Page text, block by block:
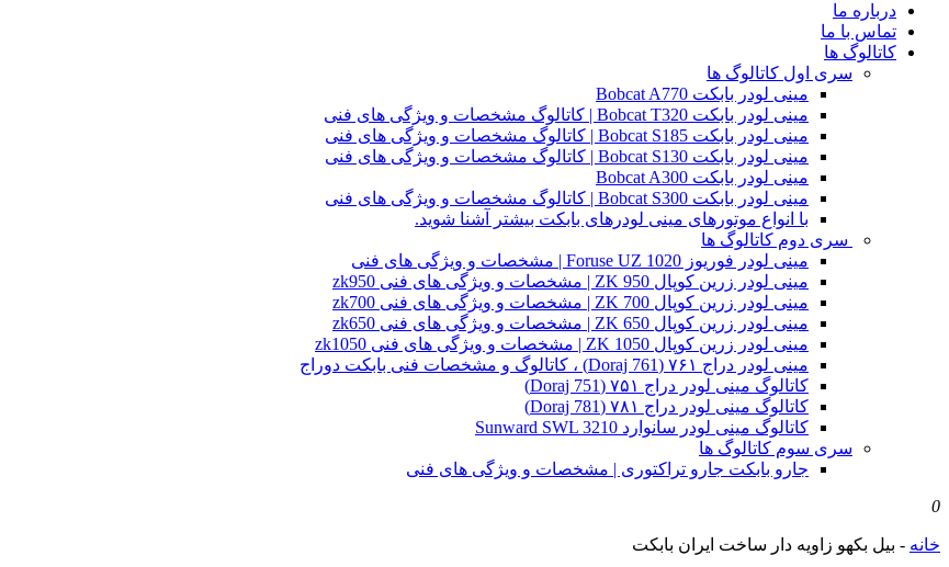
درباره ما
تماس با ما
کاتالوگ ها
سری اول کاتالوگ ها
مینی لودر بابکت Bobcat A770
مینی لودر بابکت Bobcat T320 | کاتالوگ مشخصات و ویژگی های فنی
مینی لودر بابکت Bobcat S185 | کاتالوگ مشخصات و ویژگی های فنی
مینی لودر بابکت Bobcat S130 | کاتالوگ مشخصات و ویژگی های فنی
مینی لودر بابکت Bobcat A300
مینی لودر بابکت Bobcat S300 | کاتالوگ مشخصات و ویژگی های فنی
با انواع موتورهای مینی لودرهای بابکت بیشتر آشنا شوید.
سری دوم کاتالوگ ها
مینی لودر فوریوز Foruse UZ 1020 | مشخصات و ویژگی های فنی
مینی لودر زرین کوپال ZK 950 | مشخصات و ویژگی های فنی zk950
مینی لودر زرین کوپال ZK 700 | مشخصات و ویژگی های فنی zk700
مینی لودر زرین کوپال ZK 650 | مشخصات و ویژگی های فنی zk650
مینی لودر زرین کوپال ZK 1050 | مشخصات و ویژگی های فنی zk1050
مینی لودر دراج ۷۶۱ (Doraj 761) ، کاتالوگ و مشخصات فنی بابکت دوراج
کاتالوگ مینی لودر دراج ۷۵۱ (Doraj 751)
کاتالوگ مینی لودر دراج ۷۸۱ (Doraj 781)
کاتالوگ مینی لودر سانوارد Sunward SWL 3210
سری سوم کاتالوگ ها
جارو بابکت جارو تراکتوری | مشخصات و ویژگی های فنی
0
خانه - بیل بکهو زاویه دار ساخت ایران بابکت